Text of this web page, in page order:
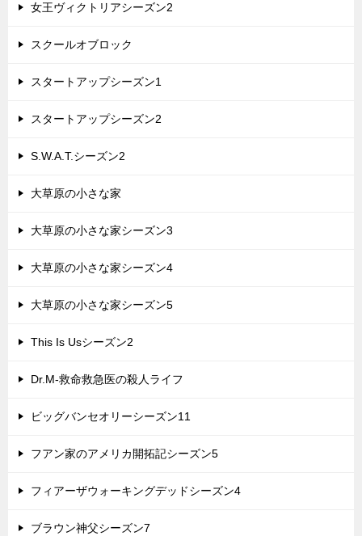
女王ヴィクトリアシーズン2
スクールオブロック
スタートアップシーズン1
スタートアップシーズン2
S.W.A.T.シーズン2
大草原の小さな家
大草原の小さな家シーズン3
大草原の小さな家シーズン4
大草原の小さな家シーズン5
This Is Usシーズン2
Dr.M-救命救急医の殺人ライフ
ビッグバンセオリーシーズン11
フアン家のアメリカ開拓記シーズン5
フィアーザウォーキングデッドシーズン4
ブラウン神父シーズン7